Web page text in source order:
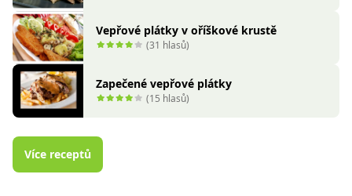
Vepřové plátky v oříškové krustě
(31 hlasů)
Zapečené vepřové plátky
(15 hlasů)
Více receptů